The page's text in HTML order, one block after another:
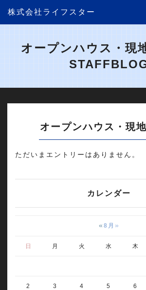
株式会社ライフスター
オープンハウス・現
オープンハウス・現
ただいまエントリーはありません。
カレンダー
« 8月 »
日 月 火 水 木
2 3 4 5 6